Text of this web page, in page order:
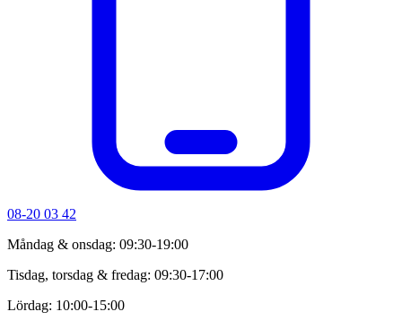
08-20 03 42
Måndag & onsdag: 09:30-19:00
Tisdag, torsdag & fredag: 09:30-17:00
Lördag: 10:00-15:00